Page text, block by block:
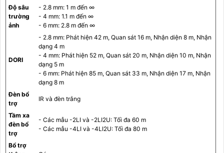
Độ sâu
trường
ảnh
- 2.8 mm: 1 m đến ∞
- 4 mm: 1.1 m đến ∞
- 6 mm: 2.8 m đến ∞
DORI
- 2.8 mm: Phát hiện 42 m, Quan sát 16 m, Nhận diện 8 m, Nhận
dạng 4 m
- 4 mm: Phát hiện 52 m, Quan sát 20 m, Nhận diện 10 m, Nhận
dạng 5 m
- 6 mm: Phát hiện 85 m, Quan sát 33 m, Nhận diện 17 m, Nhận
dạng 8 m
Đèn bổ
trợ
IR và đèn trắng
Tầm xa
đèn bổ
trợ
- Các mẫu -2LI và -2LI2U: Tối đa 60 m
- Các mẫu -4LI và -4LI2U: Tối đa 80 m
Bổ trợ